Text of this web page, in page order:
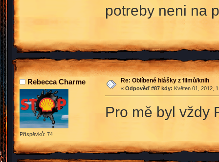
potreby neni na
Rebecca Charme
Příspěvků: 74
Re: Oblíbené hlášky z filmů/knih
« Odpověď #87 kdy: Květen 01, 2012,
Pro mě byl vždy